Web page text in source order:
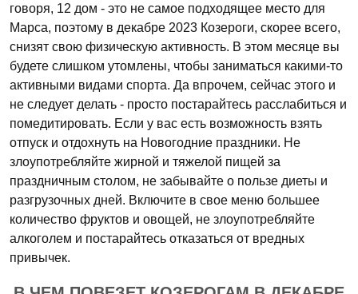
говоря, 12 дом - это не самое подходящее место для
Марса, поэтому в декабре 2023 Козероги, скорее всего,
снизят свою физическую активность. В этом месяце вы
будете слишком утомлены, чтобы заниматься какими-то
активными видами спорта. Да впрочем, сейчас этого и
не следует делать - просто постарайтесь расслабиться и
помедитировать. Если у вас есть возможность взять
отпуск и отдохнуть на Новогодние праздники. Не
злоупотребляйте жирной и тяжелой пищей за
праздничным столом, не забывайте о пользе диеты и
разгрузочных дней. Включите в свое меню большее
количество фруктов и овощей, не злоупотребляйте
алкоголем и постарайтесь отказаться от вредных
привычек.